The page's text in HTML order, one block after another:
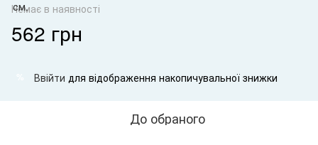
Немає в наявності
562 грн
Ввійти для відображення накопичувальної знижки
До обраного